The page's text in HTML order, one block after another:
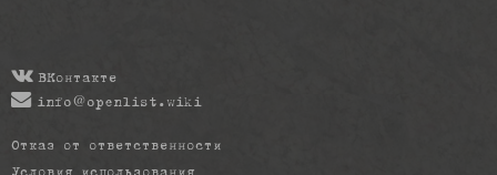
ВКонтакте
info@openlist.wiki
Отказ от ответственности